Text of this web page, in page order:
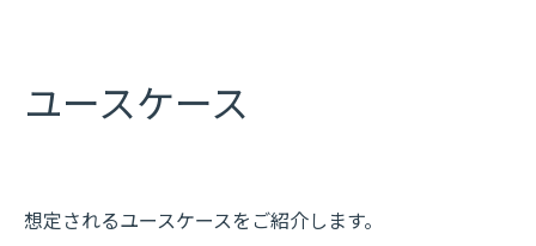
ユースケース
想定されるユースケースをご紹介します。